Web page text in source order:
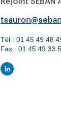
Tél : 01 45 49 48
Fax : 01 45 49 33
LinkedIn